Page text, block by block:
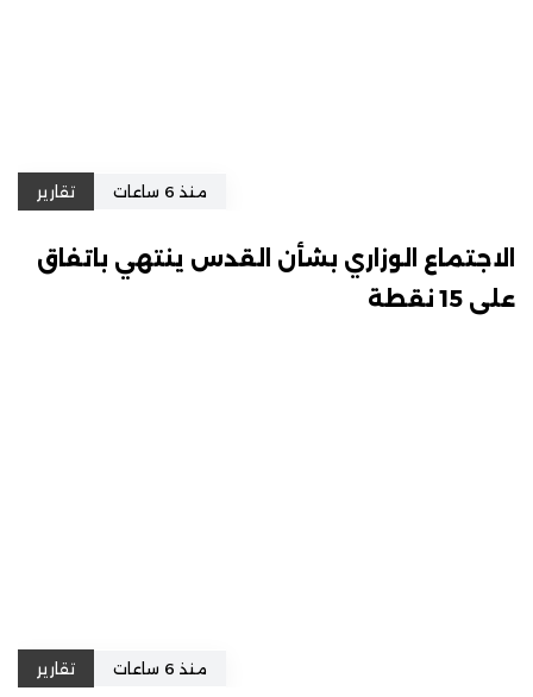
منذ 6 ساعات تقارير
الاجتماع الوزاري بشأن القدس ينتهي باتفاق
على 15 نقطة
منذ 6 ساعات تقارير